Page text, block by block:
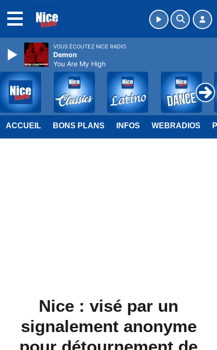
ACCUEIL BONS PLANS INFOS WEBRADIOS
Nice : visé par un
signalement anonyme
VOUS ÉCOUTEZ NICE RADIO
Demon
You Are My High